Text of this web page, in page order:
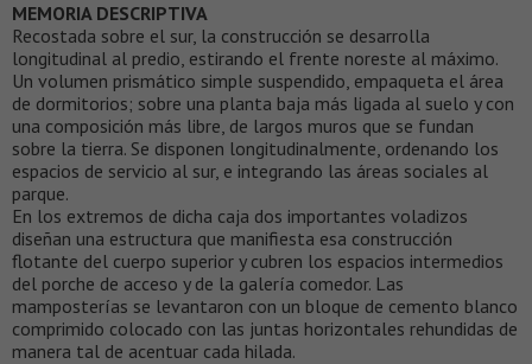
MEMORIA DESCRIPTIVA
Recostada sobre el sur, la construcción se desarrolla
longitudinal al predio, estirando el frente noreste al máximo.
Un volumen prismático simple suspendido, empaqueta el área
de dormitorios; sobre una planta baja más ligada al suelo y con
una composición más libre, de largos muros que se fundan
sobre la tierra. Se disponen longitudinalmente, ordenando los
espacios de servicio al sur, e integrando las áreas sociales al
parque.
En los extremos de dicha caja dos importantes voladizos
diseñan una estructura que manifiesta esa construcción
flotante del cuerpo superior y cubren los espacios intermedios
del porche de acceso y de la galería comedor. Las
mamposterías se levantaron con un bloque de cemento blanco
comprimido colocado con las juntas horizontales rehundidas de
manera tal de acentuar cada hilada.